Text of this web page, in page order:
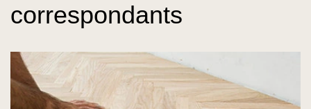
correspondants